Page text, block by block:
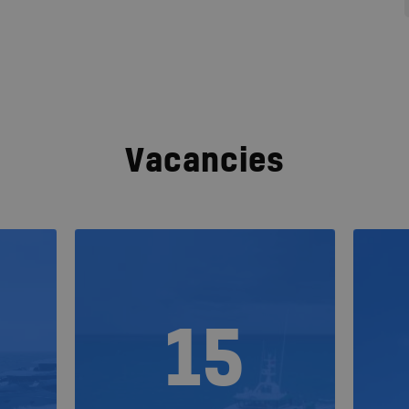
Vacancies
15